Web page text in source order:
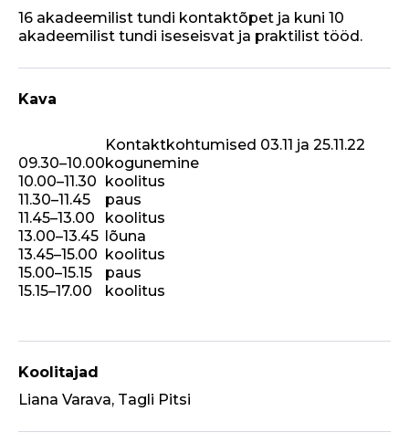
16 akadeemilist tundi kontaktõpet ja kuni 10
akadeemilist tundi iseseisvat ja praktilist tööd.
Kava
Kontaktkohtumised 03.11 ja 25.11.22
09.30–10.00kogunemine
10.00–11.30 koolitus
11.30–11.45
paus
11.45–13.00
koolitus
13.00–13.45 lõuna
13.45–15.00 koolitus
15.00–15.15
paus
15.15–17.00
koolitus
Koolitajad
Liana Varava, Tagli Pitsi